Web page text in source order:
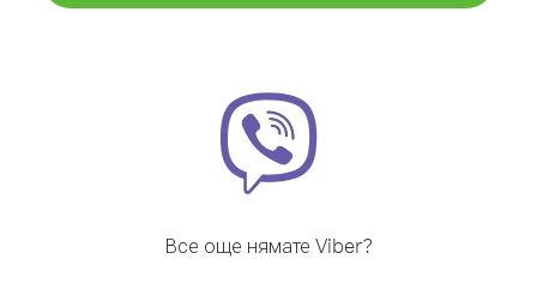
Все още нямате Viber?